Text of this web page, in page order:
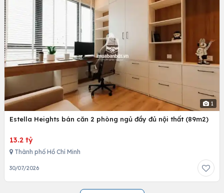
1
Estella Heights bán căn 2 phòng ngủ đầy đủ nội thất (89m2)
13.2 tỷ
Thành phố Hồ Chí Minh
30/07/2026